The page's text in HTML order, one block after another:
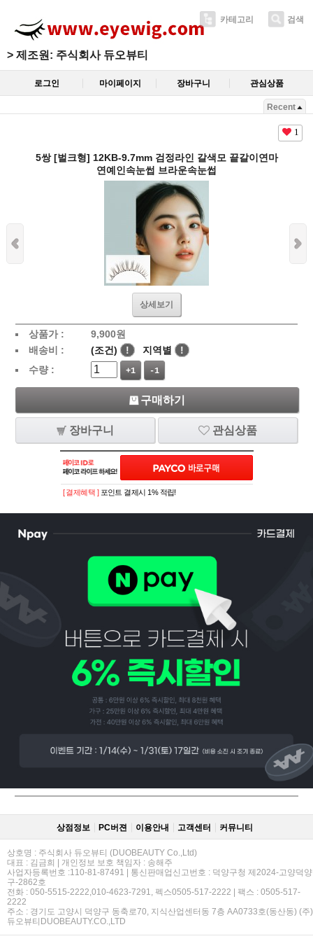
> 제조원: 주식회사 듀오뷰티
카테고리 검색
로그인 마이페이지 장바구니 관심상품
Recent
1
5쌍 [벌크형] 12KB-9.7mm 검정라인 갈색모 끝갈이연마
연예인속눈썹 브라운속눈썹
상세보기
상품가 : 9,900원
배송비 :
(조건) ! 지역별
!
수량 :
+1 -1
구매하기
장바구니 관심상품
PAYCO 바로
[ 결제혜택 ] 포인트 결제시 1% 적립!
상점정보 PC버젼 이용안내 고객센터 커뮤니티
상호명 : 주식회사 듀오뷰티 (DUOBEAUTY Co.,Ltd)
대표 : 김금희 | 개인정보 보호 책임자 : 송해주
사업자등록번호 :110-81-87491 | 통신판매업신고번호 : 덕양구청 제2024-고양덕양
구-2862호
전화 : 050-5515-2222,010-4623-7291, 펙스0505-517-2222 | 팩스 : 0505-517-
2222
주소 : 경기도 고양시 덕양구 동축로70, 지식산업센터동 7층 AA0733호(동산동) (주)
듀오뷰티DUOBEAUTY.CO.,LTD